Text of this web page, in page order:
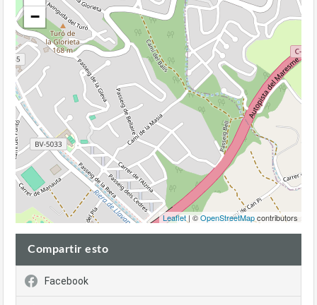
−
Leaflet| ©OpenStreetMapcontributors
Compartir esto
Facebook